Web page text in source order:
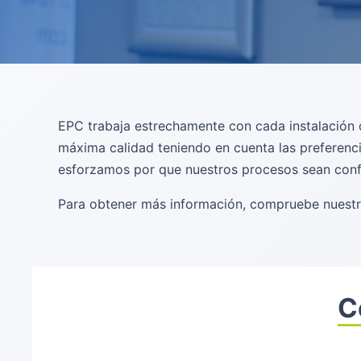
EPC trabaja estrechamente con cada
máxima calidad teniendo en cuenta las
esforzamos por que nuestros procesos sean
Para obtener más información, compruebe